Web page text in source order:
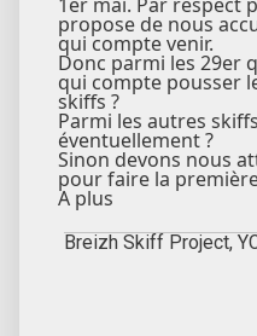
propose de nous
qui compte venir.
Donc parmi les 29er
qui compte pousser
skiffs ?
Parmi les autres
éventuellement ?
Sinon devons nous
pour faire la
A plus
Breizh Skiff Project,